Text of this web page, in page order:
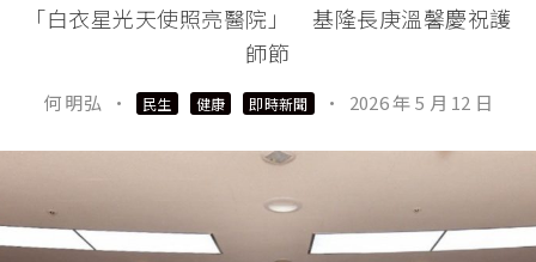
「白衣星光天使照亮醫院」 基隆長庚溫馨慶祝護
師節
何 明弘 · 民生 健康 即時新聞 · 2026 年 5 月 12 日